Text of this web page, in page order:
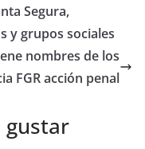
Segura,
y grupos sociales
nombres de los
FGR acción penal
gustar